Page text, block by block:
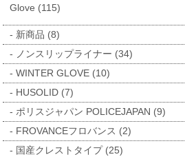
Glove (115)
新商品 (8)
ノンスリップライナー (34)
WINTER GLOVE (10)
HUSOLID (7)
ポリスジャパン POLICEJAPAN (9)
FROVANCEフロバンス (2)
国産クレストタイプ (25)